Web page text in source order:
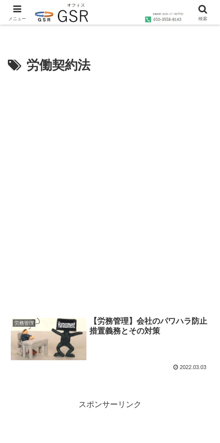
沖縄の社労士・行政書士・1級FP技能士によるコンサルティングならオフィス
労働契約法
労務管理
【労務管理】会社のパワハラ防止
措置義務とその対策
2022.03.03
スポンサーリンク
メニュー 検索